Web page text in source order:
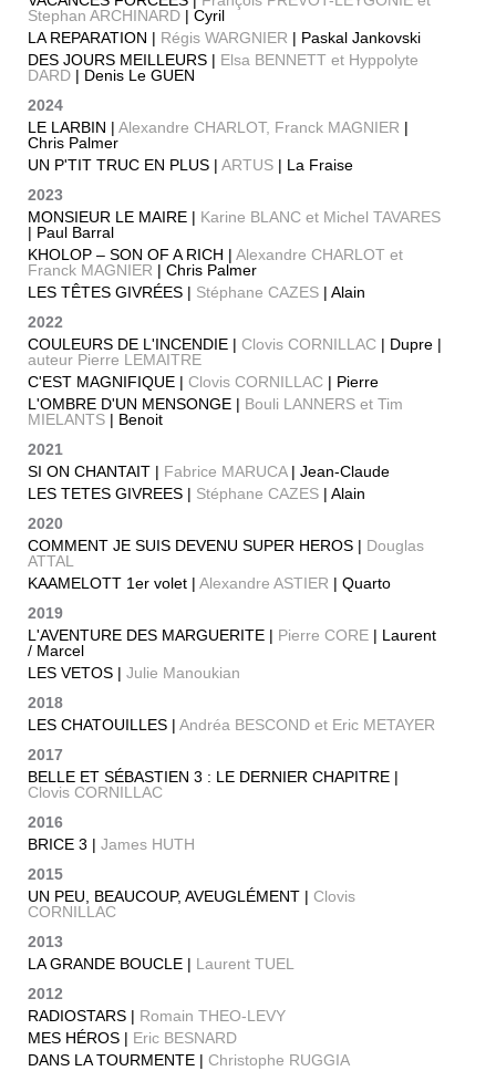
Stephan ARCHINARD | Cyril
LA REPARATION | Régis WARGNIER | Paskal Jankovski
DES JOURS MEILLEURS | Elsa BENNETT et Hyppolyte
DARD | Denis Le GUEN
2024
LE LARBIN | Alexandre CHARLOT, Franck MAGNIER |
Chris Palmer
UN P'TIT TRUC EN PLUS | ARTUS | La Fraise
2023
MONSIEUR LE MAIRE | Karine BLANC et Michel TAVARES
| Paul Barral
KHOLOP – SON OF A RICH | Alexandre CHARLOT et
Franck MAGNIER | Chris Palmer
LES TÊTES GIVRÉES | Stéphane CAZES | Alain
2022
COULEURS DE L'INCENDIE | Clovis CORNILLAC | Dupre |
auteur Pierre LEMAITRE
C'EST MAGNIFIQUE | Clovis CORNILLAC | Pierre
L'OMBRE D'UN MENSONGE | Bouli LANNERS et Tim
MIELANTS | Benoit
2021
SI ON CHANTAIT | Fabrice MARUCA| Jean-Claude
LES TETES GIVREES | Stéphane CAZES | Alain
2020
COMMENT JE SUIS DEVENU SUPER HEROS | Douglas
ATTAL
KAAMELOTT 1er volet | Alexandre ASTIER | Quarto
2019
L'AVENTURE DES MARGUERITE | Pierre CORE | Laurent
/ Marcel
LES VETOS | Julie Manoukian
2018
LES CHATOUILLES | Andréa BESCOND et Eric METAYER
2017
BELLE ET SÉBASTIEN 3 : LE DERNIER CHAPITRE |
Clovis CORNILLAC
2016
BRICE 3 | James HUTH
2015
UN PEU, BEAUCOUP, AVEUGLÉMENT | Clovis
CORNILLAC
2013
LA GRANDE BOUCLE | Laurent TUEL
2012
RADIOSTARS | Romain THEO-LEVY
MES HÉROS | Eric BESNARD
DANS LA TOURMENTE | Christophe RUGGIA